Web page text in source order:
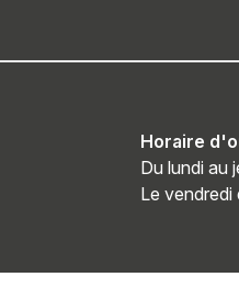
Horaire
Du lundi au
Le vendredi